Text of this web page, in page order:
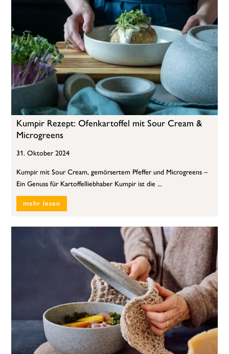
Kumpir Rezept: Ofenkartoffel mit Sour Cream &
Microgreens
31. Oktober 2024
Kumpir mit Sour Cream, gemörsertem Pfeffer und Microgreens –
Ein Genuss für Kartoffelliebhaber Kumpir ist die ...
mehr lesen